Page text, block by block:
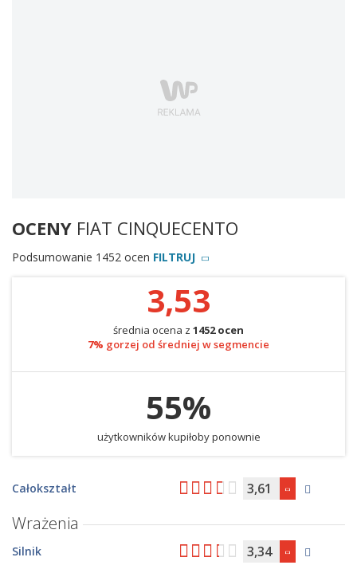
OCENY FIAT CINQUECENTO
Podsumowanie 1452 ocen FILTRUJ
3,53
średnia ocena z 1452 ocen
7% gorzej od średniej w segmencie
55%
użytkowników kupiłoby ponownie
Całokształt 3,61
Wrażenia
Silnik 3,34